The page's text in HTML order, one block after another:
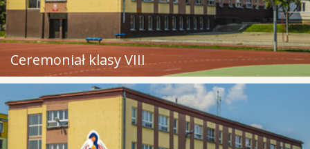
Ceremoniał klasy VIII